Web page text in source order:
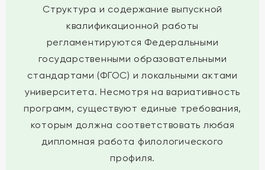
Структура и содержание выпускной
квалификационной работы
регламентируются Федеральными
государственными образовательными
стандартами (ФГОС) и локальными актами
университета. Несмотря на вариативность
программ, существуют единые требования,
которым должна соответствовать любая
дипломная работа филологического
профиля.